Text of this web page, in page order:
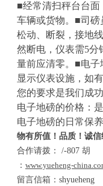
■经常清扫秤台台
车辆或货物。 ■司磅
松动、断裂，接地
然断电，仪表需5分
量前应清零。 ■电子
显示仪表设施，如
您的要求是我们成
电子地磅的价格：
电子地磅的日常保
物有所值！品质！诚
合作请拨：
/-807 胡
： www.yueheng-
留言信箱： shyueheng